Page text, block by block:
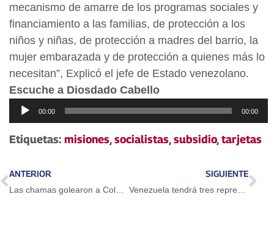
mecanismo de amarre de los programas sociales y
financiamiento a las familias, de protección a los
niños y niñas, de protección a madres del barrio, la
mujer embarazada y de protección a quienes más lo
necesitan”, Explicó el jefe de Estado venezolano.
Escuche a Diosdado Cabello
Reproductor
de
audio
00:00 00:00
Etiquetas: misiones,socialistas,subsidio,tarjetas
ANTERIOR
Las chamas golearon a Colombia (VIDEOS)
SIGUIENTE
Venezuela tendrá tres representantes en Liga de las Américas 2017